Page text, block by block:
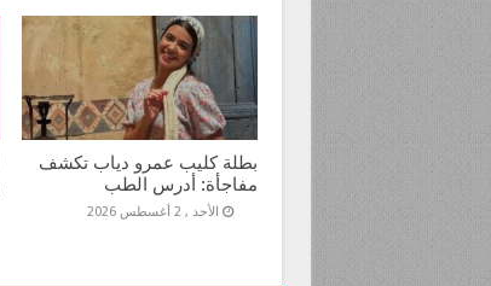
بطلة كليب عمرو دياب تكشف
مفاجأة: أدرس الطب
الأحد , 2 أغسطس 2026